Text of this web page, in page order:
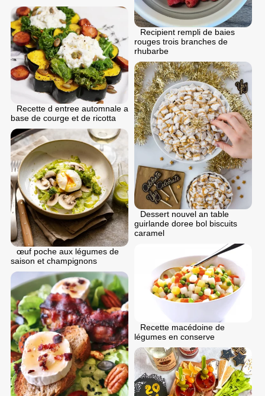
Recipient rempli de baies
rouges trois branches de
rhubarbe
Recette d entree automnale a
base de courge et de ricotta
Dessert nouvel an table
guirlande doree bol biscuits
caramel
œuf poche aux légumes de
saison et champignons
Recette macédoine de
légumes en conserve